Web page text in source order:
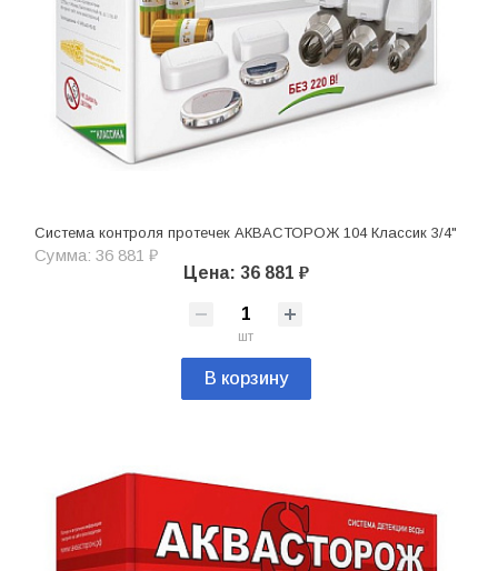
Система контроля протечек АКВАСТОРОЖ 104 Классик 3/4"
Сумма: 36 881 ₽
Цена: 36 881 ₽
шт
В корзину